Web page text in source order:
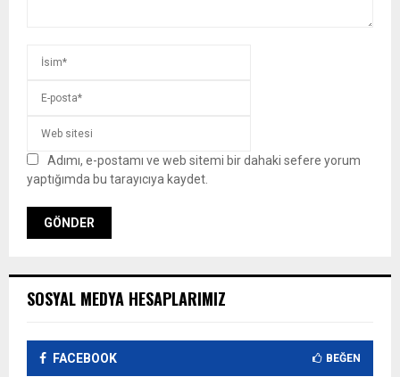
Adımı, e-postamı ve web sitemi bir dahaki sefere yorum
yaptığımda bu tarayıcıya kaydet.
SOSYAL MEDYA HESAPLARIMIZ
FACEBOOK BEĞEN